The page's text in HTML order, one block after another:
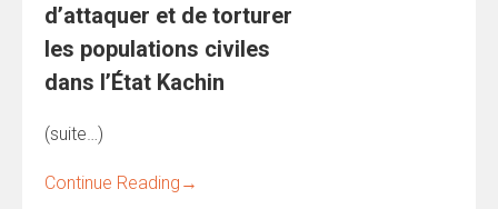
d’attaquer et de torturer
les populations civiles
dans l’État Kachin
(suite…)
Continue Reading →